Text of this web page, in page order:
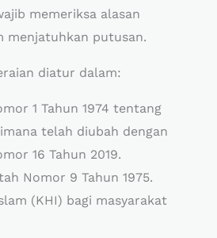
memeriksa alasan
menjatuhkan putusan.
diatur dalam:
1 Tahun 1974 tentang
telah diubah dengan
16 Tahun 2019.
Nomor 9 Tahun 1975.
(KHI) bagi masyarakat